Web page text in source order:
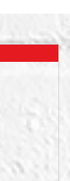
為債務人家
場後，按
務人稱4、
8號5樓
像，僅對
，室內有